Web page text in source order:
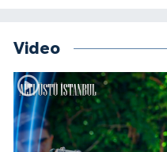
Video